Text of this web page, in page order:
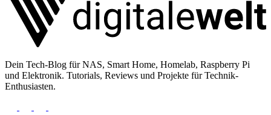
Dein Tech-Blog für NAS, Smart Home, Homelab, Raspberry Pi
und Elektronik. Tutorials, Reviews und Projekte für Technik-
Enthusiasten.